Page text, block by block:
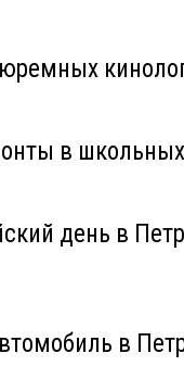
в
день в
в